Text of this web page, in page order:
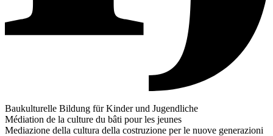
Baukulturelle Bildung für Kinder und Jugendliche
Médiation de la culture du bâti pour les jeunes
Mediazione della cultura della costruzione per le nuove generazioni